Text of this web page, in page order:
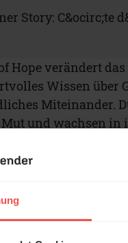
Story: C&ocirc;te
Hope verändert
Wissen über
Miteinander.
und wachsen in
− auch mitten in
TWR
eine konkrete
und Zentralafrika: